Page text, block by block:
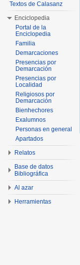
Textos de Calasanz
Enciclopedia
Portal de la
Enciclopedia
Familia
Demarcaciones
Presencias por
Demarcación
Presencias por
Localidad
Religiosos por
Demarcación
Bienhechores
Exalumnos
Personas en general
Apartados
Relatos
Base de datos
Bibliográfica
Al azar
Herramientas